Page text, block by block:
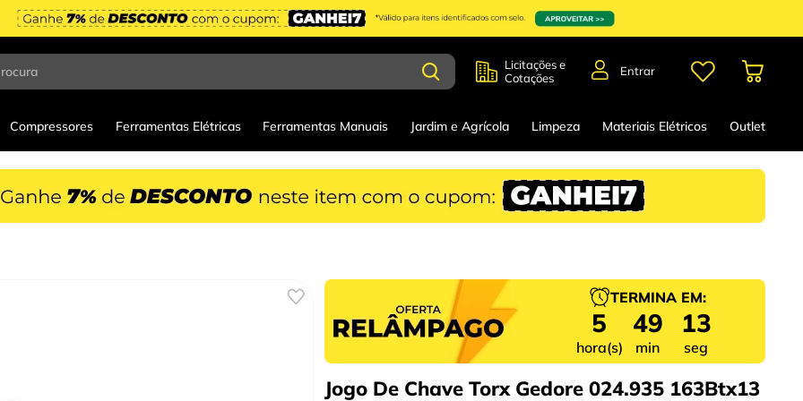
Licitações e
Cotações
Entrar
Compressores Ferramentas Elétricas Ferramentas Manuais Jardim e Agrícola Limpeza Materiais Elétricos Outlet
TERMINA EM:
5
hora(s)
49
min
12
seg
Jogo De Chave Torx Gedore 024.935 163Btx13